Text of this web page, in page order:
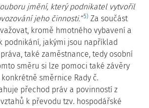
jmění, který podnikatel vytvořil
jeho činnosti.“5) Za součást
kromě hmotného vybavení a
podnikání, jakými jsou například
také zaměstnance, tedy osobní
směru si lze pomoci také závěry
směrnice Rady č.
přechod práv a povinností z
k převodu tzv. hospodářské